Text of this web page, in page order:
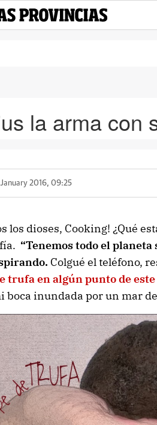
la arma con
2016, 09:25
los dioses, Cooking! ¿Qué
“Tenemos todo el
Colgué el teléfono,
trufa en algún punto de
boca inundada por un mar